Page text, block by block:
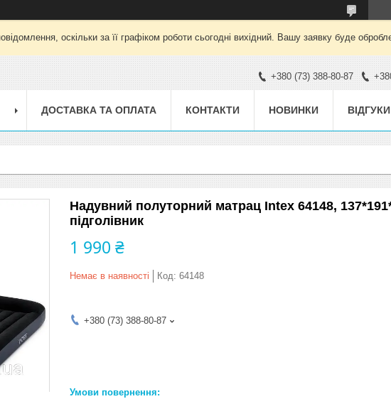
оскільки за її графіком роботи сьогодні вихідний. Вашу заявку буде
+380 (73) 388-80-87
ДОСТАВКА ТА ОПЛАТА КОНТАКТИ НОВИНКИ ВІДГУКИ
Надувний полуторний матрац Intex 64148,
підголівник
1 990 ₴
Немає в наявності Код: 64148
+380 (73) 388-80-87